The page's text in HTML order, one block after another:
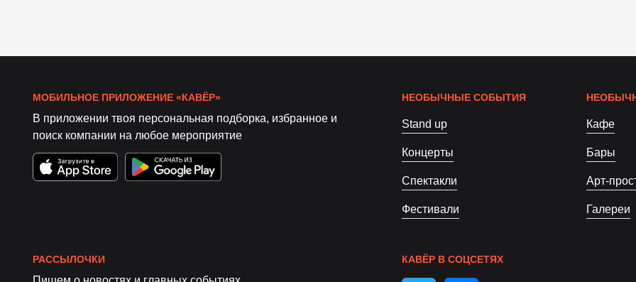
МОБИЛЬНОЕ ПРИЛОЖЕНИЕ «КАВЁР»
В приложении твоя персональная подборка, избранное и
поиск компании на любое мероприятие
НЕОБЫЧНЫЕ СОБЫТИЯ
Stand up
Концерты
Спектакли
Фестивали
Кафе
Бары
Арт-
Галереи
РАССЫЛОЧКИ КАВЁР В СОЦСЕТЯХ